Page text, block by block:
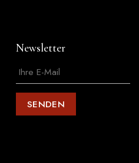
Newsletter